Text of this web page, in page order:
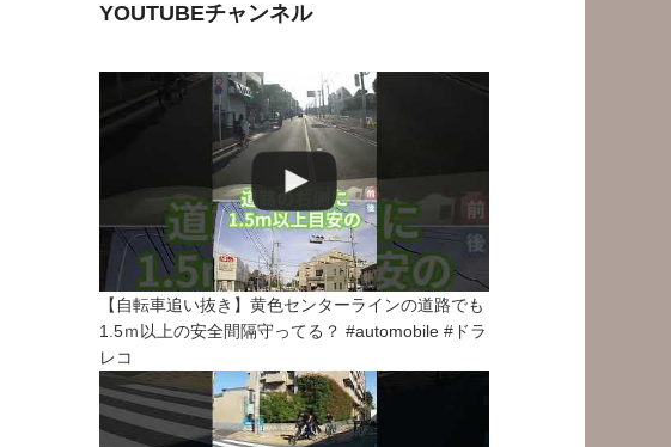
YOUTUBEチャンネル
【自転車追い抜き】黄色センターラインの道路でも
1.5ｍ以上の安全間隔守ってる？ #automobile #ドラ
レコ